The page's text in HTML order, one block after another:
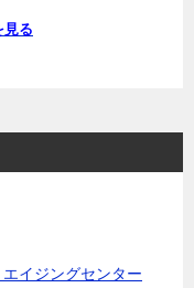
見る
イジングセンター